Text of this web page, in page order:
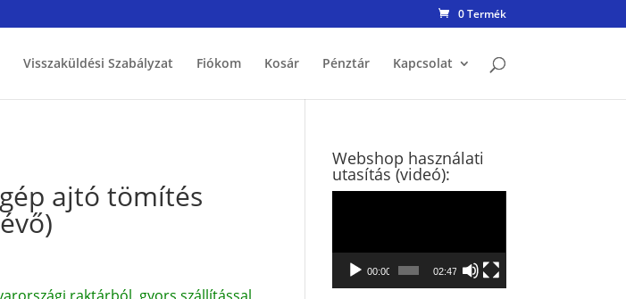
0 Termék
Visszaküldési Szabályzat Fiókom Kosár Pénztár Kapcsolat
ajtó tömítés
Webshop használati
utasítás (videó):
00:00 02:47